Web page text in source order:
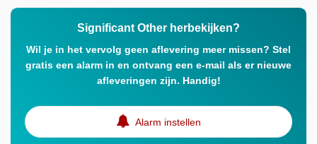
Significant Other herbekijken?
Wil je in het vervolg geen aflevering meer missen? Stel
gratis een alarm in en ontvang een e-mail als er nieuwe
afleveringen zijn. Handig!
Alarm instellen